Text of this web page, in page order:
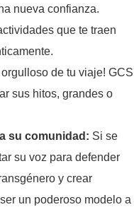
nueva confianza.
que te traen
orgulloso de tu viaje! GCS
sus hitos, grandes o
su comunidad: Si se
su voz para defender
y crear
un poderoso modelo a